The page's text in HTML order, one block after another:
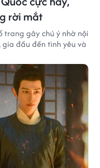
rời mắt
gây chú ý nhờ nội
đấu đến tình yêu và